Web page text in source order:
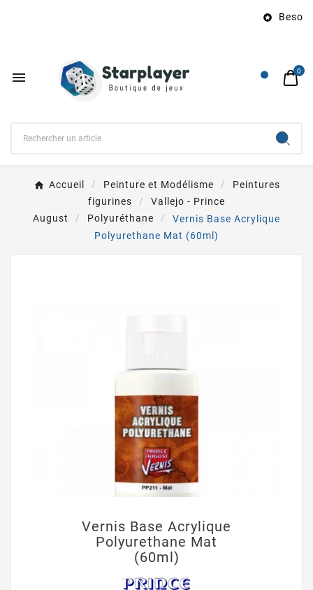
 Besoin
 0
Accueil Peinture et Modélisme
Peintures
figurines
Vallejo - Prince
August
Polyuréthane
Vernis Base Acrylique
Polyurethane Mat (60ml)
Vernis Base Acrylique
Polyurethane Mat
(60ml)